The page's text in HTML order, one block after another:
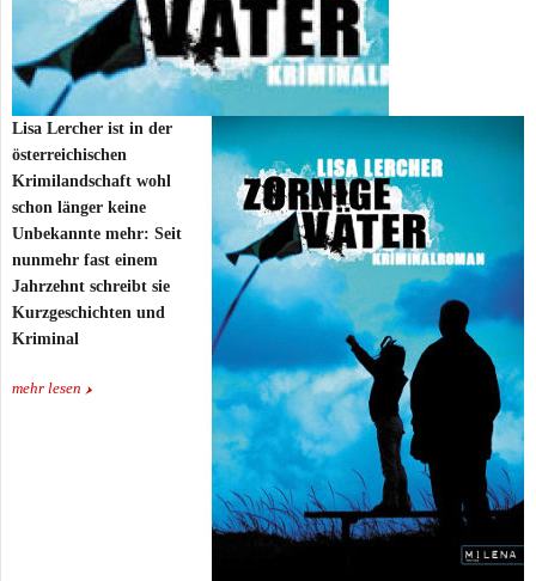
Lisa Lercher ist in der
österreichischen
Krimilandschaft wohl
schon länger keine
Unbekannte mehr: Seit
nunmehr fast einem
Jahrzehnt schreibt sie
Kurzgeschichten und
Kriminal
mehr lesen